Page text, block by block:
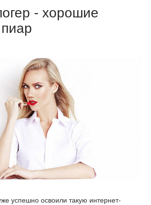
- хорошие
успешно освоили такую интернет-